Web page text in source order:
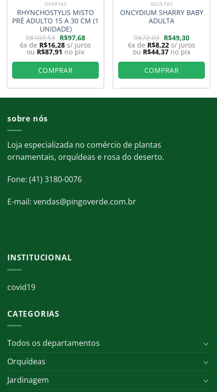
OFERTAS
RHYNCHOSTYLIS MISTO
PRÉ ADULTO 15 A 30 CM (1
UNIDADE)
R$107,53 O
preço
original
era:
R$107,53.
R$97,68O
preço
atual
R$97,68.
6x de R$16,28 s/ juros
ou R$87,91 no pix
COMPRAR
ADULTAS
ONCYDIUM SHARRY BABY
ADULTA
R$72,03 O
preço
original
era:
R$72,03.
R$49,30O
preço
atual
é:
R$49,30.
6x de R$8,22 s/ juros
ou R$44,37 no pix
COMPRAR
sobre nós
Loja especializada no comércio de plantas
ornamentais, orquídeas e rosa do deserto.
Fone: (41) 3180-0076
E-mail: vendas@pingoverde.com.br
INSTITUCIONAL
covid19
CATEGORIAS
Todos os departamentos
Orquídeas
Jardinagem